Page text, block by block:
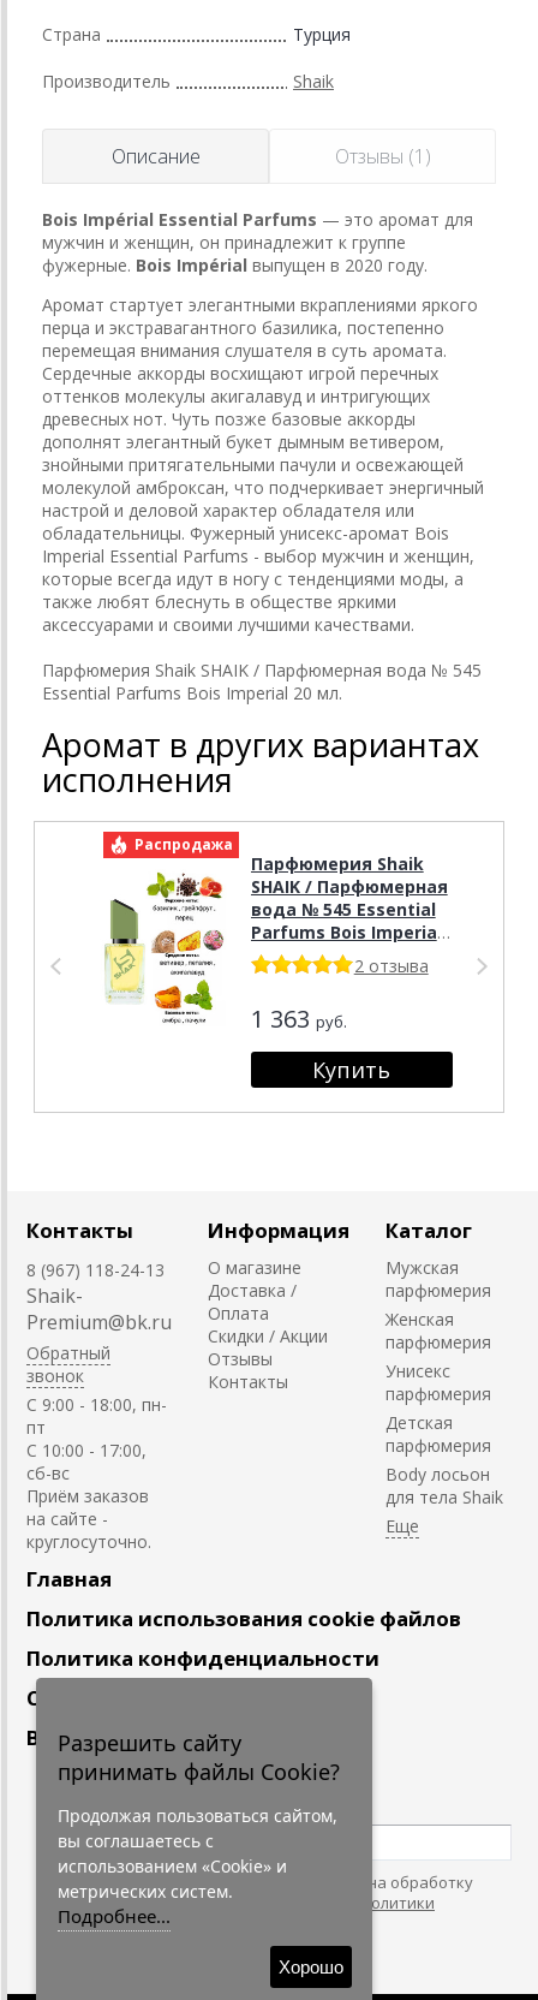
Страна Турция
Производитель Shaik
Описание Отзывы (1)
Bois Impérial Essential Parfums — это аромат для
мужчин и женщин, он принадлежит к группе
фужерные. Bois Impérial выпущен в 2020 году.
Аромат стартует элегантными вкраплениями яркого
перца и экстравагантного базилика, постепенно
перемещая внимания слушателя в суть аромата.
Сердечные аккорды восхищают игрой перечных
оттенков молекулы акигалавуд и интригующих
древесных нот. Чуть позже базовые аккорды
дополнят элегантный букет дымным ветивером,
знойными притягательными пачули и освежающей
молекулой амброксан, что подчеркивает энергичный
настрой и деловой характер обладателя или
обладательницы. Фужерный унисекс-аромат Bois
Imperial Essential Parfums - выбор мужчин и женщин,
которые всегда идут в ногу с тенденциями моды, а
также любят блеснуть в обществе яркими
аксессуарами и своими лучшими качествами.
Парфюмерия Shaik SHAIK / Парфюмерная вода № 545
Essential Parfums Bois Imperial 20 мл.
Аромат в других вариантах
исполнения
Распродажа
Парфюмерия Shaik
SHAIK / Парфюмерная
вода № 545 Essential
Parfums Bois Imperial,
50 мл.
2 отзыва
1 363 руб.
Контакты
8 (967) 118-24-13
Shaik-
Premium@bk.ru
Обратный
звонок
C 9:00 - 18:00, пн-
пт
С 10:00 - 17:00,
сб-вс
Приём заказов
на сайте -
круглосуточно.
Информация
О магазине
Доставка /
Оплата
Скидки / Акции
Отзывы
Контакты
Каталог
Мужская
парфюмерия
Женская
парфюмерия
Унисекс
парфюмерия
Детская
парфюмерия
Body лосьон
для тела Shaik
Главная
Политика использования cookie файлов
Политика конфиденциальности
Сотрудничество
Вакансии
Подпишитесь
Нажимая на кнопку, я даю согласие на обработку
персональных данных. С условиями
"Политики
Конфидециальности"
Разрешить сайту
принимать файлы Cookie?
Продолжая пользоваться сайтом,
вы соглашаетесь с
использованием «Cookie» и
метрических систем.
Подробнее...
Хорошо